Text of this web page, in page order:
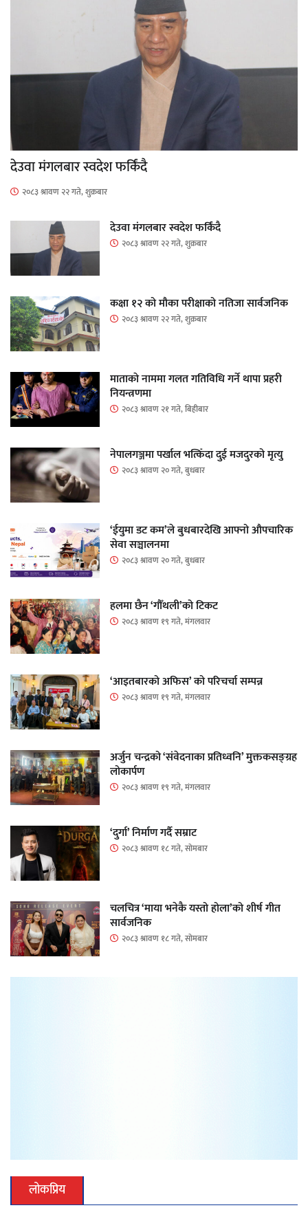
देउवा मंगलबार स्वदेश फर्किंदै
२०८३ श्रावण २२ गते, शुक्रबार
देउवा मंगलबार स्वदेश फर्किंदै
२०८३ श्रावण २२ गते, शुक्रबार
कक्षा १२ को मौका परीक्षाको नतिजा सार्वजनिक
२०८३ श्रावण २२ गते, शुक्रबार
माताकाे नाममा गलत गतिविधि गर्ने थापा प्रहरी
नियन्त्रणमा
२०८३ श्रावण २१ गते, बिहीबार
नेपालगञ्जमा पर्खाल भत्किँदा दुई मजदुरको मृत्यु
२०८३ श्रावण २० गते, बुधबार
‘ईयुमा डट कम’ले बुधबारदेखि आफ्नो औपचारिक
सेवा सञ्चालनमा
२०८३ श्रावण २० गते, बुधबार
हलमा छैन ‘गौँथली’को टिकट
२०८३ श्रावण १९ गते, मंगलवार
‘आइतबारको अफिस’ को परिचर्चा सम्पन्न
२०८३ श्रावण १९ गते, मंगलवार
अर्जुन चन्द्रको ‘संवेदनाका प्रतिध्वनि’ मुक्तकसङ्ग्रह
लोकार्पण
२०८३ श्रावण १९ गते, मंगलवार
‘दुर्गा’ निर्माण गर्दै सम्राट
२०८३ श्रावण १८ गते, सोमबार
चलचित्र ‘माया भनेकै यस्तो होला’को शीर्ष गीत
सार्वजनिक
२०८३ श्रावण १८ गते, सोमबार
लोकप्रिय